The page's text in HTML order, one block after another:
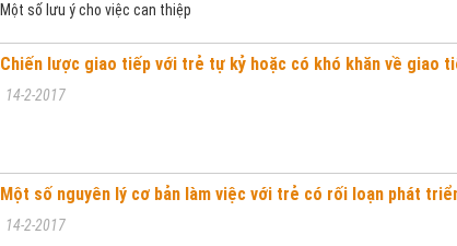
Một số lưu ý cho việc can thiệp
Chiến lược giao tiếp với trẻ tự kỷ hoặc có khó khăn về giao
14-2-2017
Một số nguyên lý cơ bản làm việc với trẻ có rối loạn phát
14-2-2017